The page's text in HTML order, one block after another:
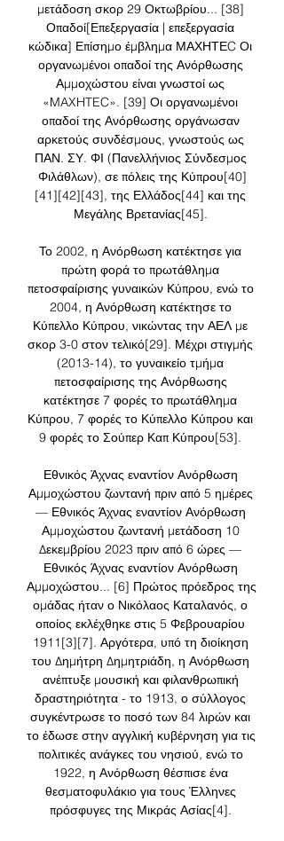
μετάδοση σκορ 29 Οκτωβρίου... [38]
Οπαδοί[Επεξεργασία | επεξεργασία
κώδικα] Επίσημο έμβλημα ΜΑΧΗΤΕC Οι
οργανωμένοι οπαδοί της Ανόρθωσης
Αμμοχώστου είναι γνωστοί ως
«MAXHTEC». [39] Οι οργανωμένοι
οπαδοί της Ανόρθωσης οργάνωσαν
αρκετούς συνδέσμους, γνωστούς ως
ΠΑΝ. ΣΥ. ΦΙ (Πανελλήνιος Σύνδεσμος
Φιλάθλων), σε πόλεις της Κύπρου[40]
[41][42][43], της Ελλάδος[44] και της
Μεγάλης Βρετανίας[45].
Το 2002, η Ανόρθωση κατέκτησε για
πρώτη φορά το πρωτάθλημα
πετοσφαίρισης γυναικών Κύπρου, ενώ το
2004, η Ανόρθωση κατέκτησε το
Κύπελλο Κύπρου, νικώντας την ΑΕΛ με
σκορ 3-0 στον τελικό[29]. Μέχρι στιγμής
(2013-14), το γυναικείο τμήμα
πετοσφαίρισης της Ανόρθωσης
κατέκτησε 7 φορές το πρωτάθλημα
Κύπρου, 7 φορές το Κύπελλο Κύπρου και
9 φορές το Σούπερ Καπ Κύπρου[53].
Εθνικός Άχνας εναντίον Ανόρθωση
Αμμοχώστου ζωντανή πριν από 5 ημέρες
— Εθνικός Άχνας εναντίον Ανόρθωση
Αμμοχώστου ζωντανή μετάδοση 10
Δεκεμβρίου 2023 πριν από 6 ώρες —
Εθνικός Άχνας εναντίον Ανόρθωση
Αμμοχώστου... [6] Πρώτος πρόεδρος της
ομάδας ήταν ο Νικόλαος Καταλανός, ο
οποίος εκλέχθηκε στις 5 Φεβρουαρίου
1911[3][7]. Αργότερα, υπό τη διοίκηση
του Δημήτρη Δημητριάδη, η Ανόρθωση
ανέπτυξε μουσική και φιλανθρωπική
δραστηριότητα - το 1913, ο σύλλογος
συγκέντρωσε το ποσό των 84 λιρών και
το έδωσε στην αγγλική κυβέρνηση για τις
πολιτικές ανάγκες του νησιού, ενώ το
1922, η Ανόρθωση θέσπισε ένα
θεσματοφυλάκιο για τους Έλληνες
πρόσφυγες της Μικράς Ασίας[4].